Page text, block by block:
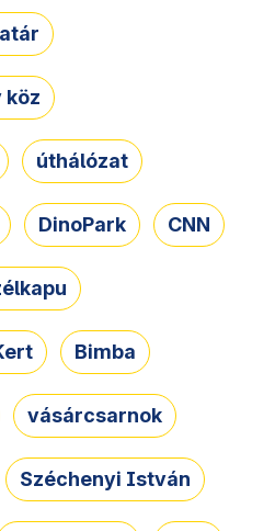
köz
úthálózat
DinoPark CNN
Bimba
vásárcsarnok
Széchenyi István